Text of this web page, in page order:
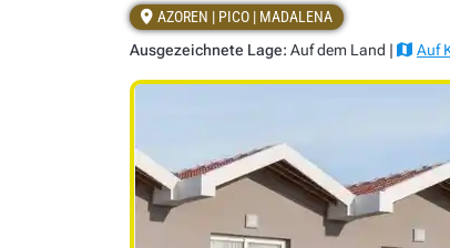
AZOREN | PICO | MADALENA
Ausgezeichnete Lage: Auf dem Land | Auf